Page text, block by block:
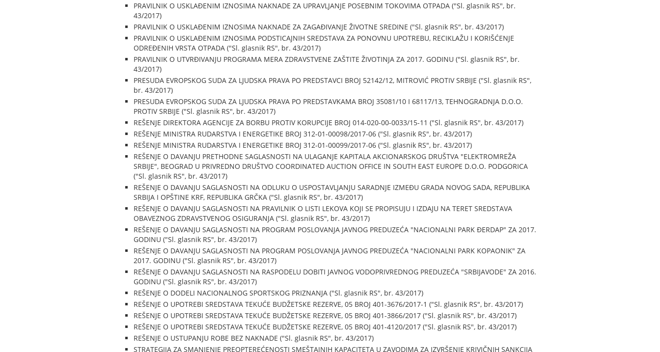
PRAVILNIK O USKLAĐENIM IZNOSIMA NAKNADE ZA UPRAVLJANJE POSEBNIM TOKOVIMA OTPADA ("Sl. glasnik RS", br.
43/2017)
PRAVILNIK O USKLAĐENIM IZNOSIMA NAKNADE ZA ZAGAĐIVANJE ŽIVOTNE SREDINE ("Sl. glasnik RS", br. 43/2017)
PRAVILNIK O USKLAĐENIM IZNOSIMA PODSTICAJNIH SREDSTAVA ZA PONOVNU UPOTREBU, RECIKLAŽU I KORIŠĆENJE
ODREĐENIH VRSTA OTPADA ("Sl. glasnik RS", br. 43/2017)
PRAVILNIK O UTVRĐIVANJU PROGRAMA MERA ZDRAVSTVENE ZAŠTITE ŽIVOTINJA ZA 2017. GODINU ("Sl. glasnik RS", br.
43/2017)
PRESUDA EVROPSKOG SUDA ZA LJUDSKA PRAVA PO PREDSTAVCI BROJ 52142/12, MITROVIĆ PROTIV SRBIJE ("Sl. glasnik RS",
br. 43/2017)
PRESUDA EVROPSKOG SUDA ZA LJUDSKA PRAVA PO PREDSTAVKAMA BROJ 35081/10 I 68117/13, TEHNOGRADNJA D.O.O.
PROTIV SRBIJE ("Sl. glasnik RS", br. 43/2017)
REŠENJE DIREKTORA AGENCIJE ZA BORBU PROTIV KORUPCIJE BROJ 014-020-00-0033/15-11 ("Sl. glasnik RS", br. 43/2017)
REŠENJE MINISTRA RUDARSTVA I ENERGETIKE BROJ 312-01-00098/2017-06 ("Sl. glasnik RS", br. 43/2017)
REŠENJE MINISTRA RUDARSTVA I ENERGETIKE BROJ 312-01-00099/2017-06 ("Sl. glasnik RS", br. 43/2017)
REŠENJE O DAVANJU PRETHODNE SAGLASNOSTI NA ULAGANJE KAPITALA AKCIONARSKOG DRUŠTVA "ELEKTROMREŽA
SRBIJE", BEOGRAD U PRIVREDNO DRUŠTVO COORDINATED AUCTION OFFICE IN SOUTH EAST EUROPE D.O.O. PODGORICA
("Sl. glasnik RS", br. 43/2017)
REŠENJE O DAVANJU SAGLASNOSTI NA ODLUKU O USPOSTAVLJANJU SARADNJE IZMEĐU GRADA NOVOG SADA, REPUBLIKA
SRBIJA I OPŠTINE KRF, REPUBLIKA GRČKA ("Sl. glasnik RS", br. 43/2017)
REŠENJE O DAVANJU SAGLASNOSTI NA PRAVILNIK O LISTI LEKOVA KOJI SE PROPISUJU I IZDAJU NA TERET SREDSTAVA
OBAVEZNOG ZDRAVSTVENOG OSIGURANJA ("Sl. glasnik RS", br. 43/2017)
REŠENJE O DAVANJU SAGLASNOSTI NA PROGRAM POSLOVANJA JAVNOG PREDUZEĆA "NACIONALNI PARK ĐERDAP" ZA 2017.
GODINU ("Sl. glasnik RS", br. 43/2017)
REŠENJE O DAVANJU SAGLASNOSTI NA PROGRAM POSLOVANJA JAVNOG PREDUZEĆA "NACIONALNI PARK KOPAONIK" ZA
2017. GODINU ("Sl. glasnik RS", br. 43/2017)
REŠENJE O DAVANJU SAGLASNOSTI NA RASPODELU DOBITI JAVNOG VODOPRIVREDNOG PREDUZEĆA "SRBIJAVODE" ZA 2016.
GODINU ("Sl. glasnik RS", br. 43/2017)
REŠENJE O DODELI NACIONALNOG SPORTSKOG PRIZNANJA ("Sl. glasnik RS", br. 43/2017)
REŠENJE O UPOTREBI SREDSTAVA TEKUĆE BUDŽETSKE REZERVE, 05 BROJ 401-3676/2017-1 ("Sl. glasnik RS", br. 43/2017)
REŠENJE O UPOTREBI SREDSTAVA TEKUĆE BUDŽETSKE REZERVE, 05 BROJ 401-3866/2017 ("Sl. glasnik RS", br. 43/2017)
REŠENJE O UPOTREBI SREDSTAVA TEKUĆE BUDŽETSKE REZERVE, 05 BROJ 401-4120/2017 ("Sl. glasnik RS", br. 43/2017)
REŠENJE O USTUPANJU ROBE BEZ NAKNADE ("Sl. glasnik RS", br. 43/2017)
STRATEGIJA ZA SMANJENJE PREOPTEREĆENOSTI SMEŠTAJNIH KAPACITETA U ZAVODIMA ZA IZVRŠENJE KRIVIČNIH SANKCIJA